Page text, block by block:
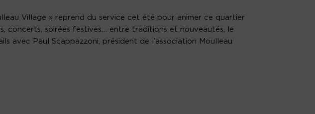
Village » reprend du service cet été pour animer ce quartier
concerts, soirées festives… entre traditions et nouveautés, le
avec Paul Scappazzoni, président de l’association Moulleau